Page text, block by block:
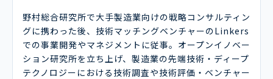
野村総合研究所で大手製造業向けの戦略コンサルティン
グに携わった後、技術マッチングベンチャーのLinkers
での事業開発やマネジメントに従事。オープンイノベー
ション研究所を立ち上げ、製造業の先端技術・ディープ
テクノロジーにおける技術調査や技術評価・ベンチャー